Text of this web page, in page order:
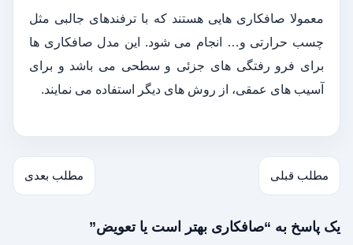
معمولا صافکاری هایی هستند که با ترفندهای جالبی مثل
چسب حرارتی و… انجام می شود. این مدل صافکاری ها
برای فرو رفتگی های جزئی و سطحی می باشد و برای
آسیب های عمقی، از روش های دیگر استفاده می نمایند.
مطلب قبلی مطلب بعدی
یک پاسخ به “صافکاری بهتر است یا تعویض”